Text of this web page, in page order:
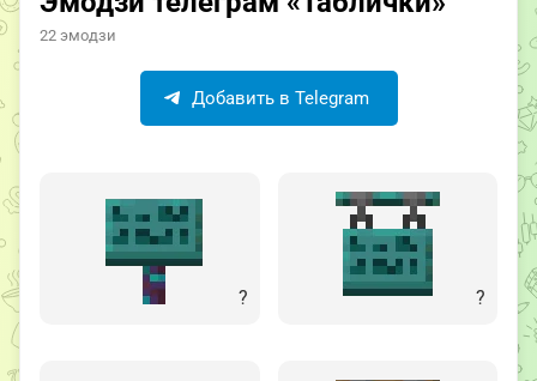
22 эмодзи
Добавить в Telegram
? ?